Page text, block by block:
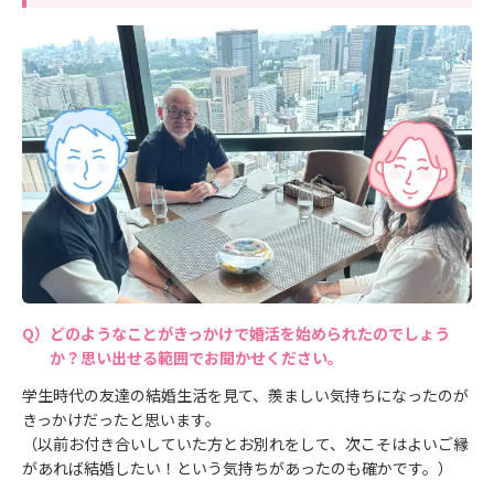
どのようなことがきっかけで婚活を始められたのでしょう
か？思い出せる範囲でお聞かせください。
学生時代の友達の結婚生活を見て、羨ましい気持ちになったのが
きっかけだったと思います。
（以前お付き合いしていた方とお別れをして、次こそはよいご縁
があれば結婚したい！という気持ちがあったのも確かです。）